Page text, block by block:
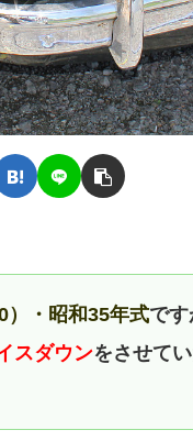
）・昭和35年式です
スダウンをさせて